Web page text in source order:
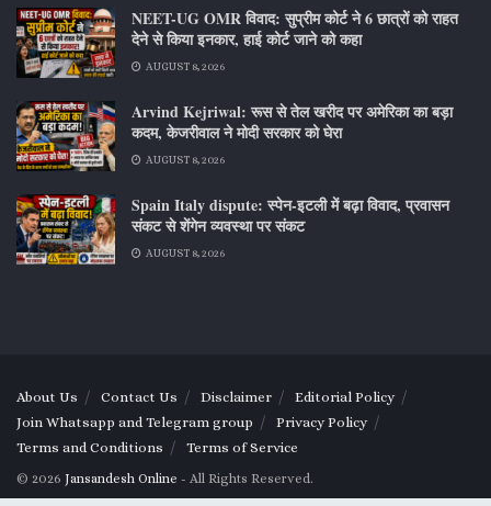
NEET-UG OMR विवाद: सुप्रीम कोर्ट ने 6 छात्रों को राहत
देने से किया इनकार, हाई कोर्ट जाने को कहा
AUGUST 8, 2026
Arvind Kejriwal: रूस से तेल खरीद पर अमेरिका का बड़ा
कदम, केजरीवाल ने मोदी सरकार को घेरा
AUGUST 8, 2026
Spain Italy dispute: स्पेन-इटली में बढ़ा विवाद, प्रवासन
संकट से शेंगेन व्यवस्था पर संकट
AUGUST 8, 2026
About Us Contact Us Disclaimer
Editorial Policy
Join Whatsapp and Telegram group
Privacy Policy
Terms and Conditions
Terms of Service
© 2026 Jansandesh Online - All Rights Reserved.